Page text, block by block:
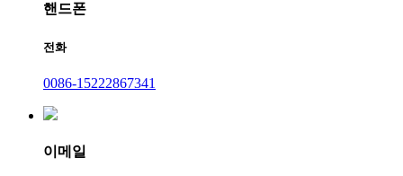
핸드폰
전화
0086-15222867341
이메일